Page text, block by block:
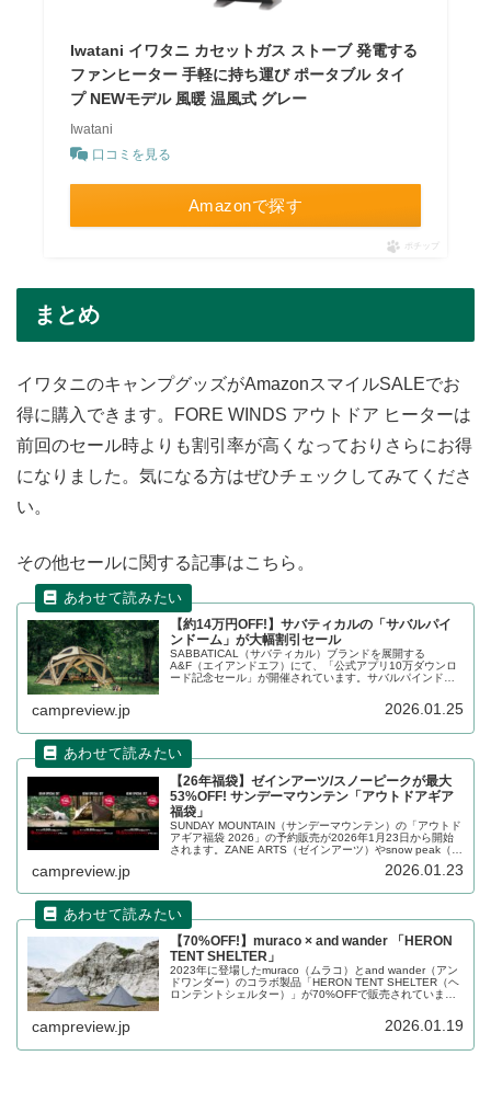
Iwatani イワタニ カセットガス ストーブ 発電する
ファンヒーター 手軽に持ち運び ポータブル タイ
プ NEWモデル 風暖 温風式 グレー
Iwatani
口コミを見る
Amazonで探す
ポチップ
まとめ
イワタニのキャンプグッズがAmazonスマイルSALEでお
得に購入できます。FORE WINDS アウトドア ヒーターは
前回のセール時よりも割引率が高くなっておりさらにお得
になりました。気になる方はぜひチェックしてみてくださ
い。
その他セールに関する記事はこちら。
【約14万円OFF!】サバティカルの「サバルパイ
ンドーム」が大幅割引セール
SABBATICAL（サバティカル）ブランドを展開する
A&F（エイアンドエフ）にて、「公式アプリ10万ダウンロ
ード記念セール」が開催されています。サバルパインドー
す。その他アルニカが40%、スカイパイロット シンセティ
ックが50%となっています。詳細をレビューします。
campreview.jp 2026.01.25
【26年福袋】ゼインアーツ/スノーピークが最大
53%OFF! サンデーマウンテン「アウトドアギア
福袋」
SUNDAY MOUNTAIN（サンデーマウンテン）の「アウトド
アギア福袋 2026」の予約販売が2026年1月23日から開始
されます。ZANE ARTS（ゼインアーツ）やsnow peak（ス
campreview.jp 2026.01.23
【70%OFF!】muraco × and wander 「HERON
TENT SHELTER」
2023年に登場したmuraco（ムラコ）とand wander（アン
ドワンダー）のコラボ製品「HERON TENT SHELTER（ヘ
ロンテントシェルター）」が70%OFFで販売されていま
３種類のインナーテントのラインナップを組み合わせが可
campreview.jp 2026.01.19